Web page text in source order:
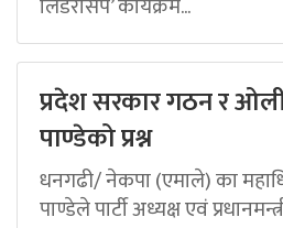
प्रदेश सरकार गठन र
पाण्डेको प्रश्न
धनगढी/ नेकपा (एमाले) का
पाण्डेले पार्टी अध्यक्ष एवं